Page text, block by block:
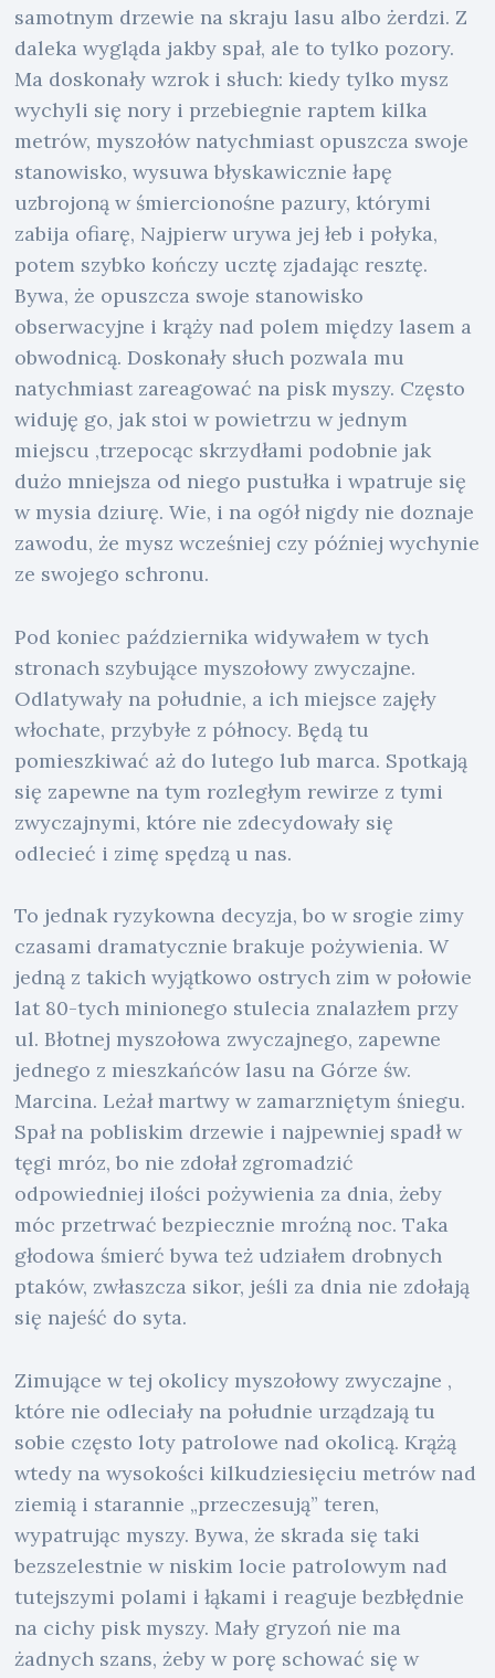
samotnym drzewie na skraju lasu albo żerdzi. Z
daleka wygląda jakby spał, ale to tylko pozory.
Ma doskonały wzrok i słuch: kiedy tylko mysz
wychyli się nory i przebiegnie raptem kilka
metrów, myszołów natychmiast opuszcza swoje
stanowisko, wysuwa błyskawicznie łapę
uzbrojoną w śmiercionośne pazury, którymi
zabija ofiarę, Najpierw urywa jej łeb i połyka,
potem szybko kończy ucztę zjadając resztę.
Bywa, że opuszcza swoje stanowisko
obserwacyjne i krąży nad polem między lasem a
obwodnicą. Doskonały słuch pozwala mu
natychmiast zareagować na pisk myszy. Często
widuję go, jak stoi w powietrzu w jednym
miejscu ,trzepocąc skrzydłami podobnie jak
dużo mniejsza od niego pustułka i wpatruje się
w mysia dziurę. Wie, i na ogół nigdy nie doznaje
zawodu, że mysz wcześniej czy później wychynie
ze swojego schronu.
Pod koniec października widywałem w tych
stronach szybujące myszołowy zwyczajne.
Odlatywały na południe, a ich miejsce zajęły
włochate, przybyłe z północy. Będą tu
pomieszkiwać aż do lutego lub marca. Spotkają
się zapewne na tym rozległym rewirze z tymi
zwyczajnymi, które nie zdecydowały się
odlecieć i zimę spędzą u nas.
To jednak ryzykowna decyzja, bo w srogie zimy
czasami dramatycznie brakuje pożywienia. W
jedną z takich wyjątkowo ostrych zim w połowie
lat 80-tych minionego stulecia znalazłem przy
ul. Błotnej myszołowa zwyczajnego, zapewne
jednego z mieszkańców lasu na Górze św.
Marcina. Leżał martwy w zamarzniętym śniegu.
Spał na pobliskim drzewie i najpewniej spadł w
tęgi mróz, bo nie zdołał zgromadzić
odpowiedniej ilości pożywienia za dnia, żeby
móc przetrwać bezpiecznie mroźną noc. Taka
głodowa śmierć bywa też udziałem drobnych
ptaków, zwłaszcza sikor, jeśli za dnia nie zdołają
się najeść do syta.
Zimujące w tej okolicy myszołowy zwyczajne ,
które nie odleciały na południe urządzają tu
sobie często loty patrolowe nad okolicą. Krążą
wtedy na wysokości kilkudziesięciu metrów nad
ziemią i starannie „przeczesują” teren,
wypatrując myszy. Bywa, że skrada się taki
bezszelestnie w niskim locie patrolowym nad
tutejszymi polami i łąkami i reaguje bezbłędnie
na cichy pisk myszy. Mały gryzoń nie ma
żadnych szans, żeby w porę schować się w